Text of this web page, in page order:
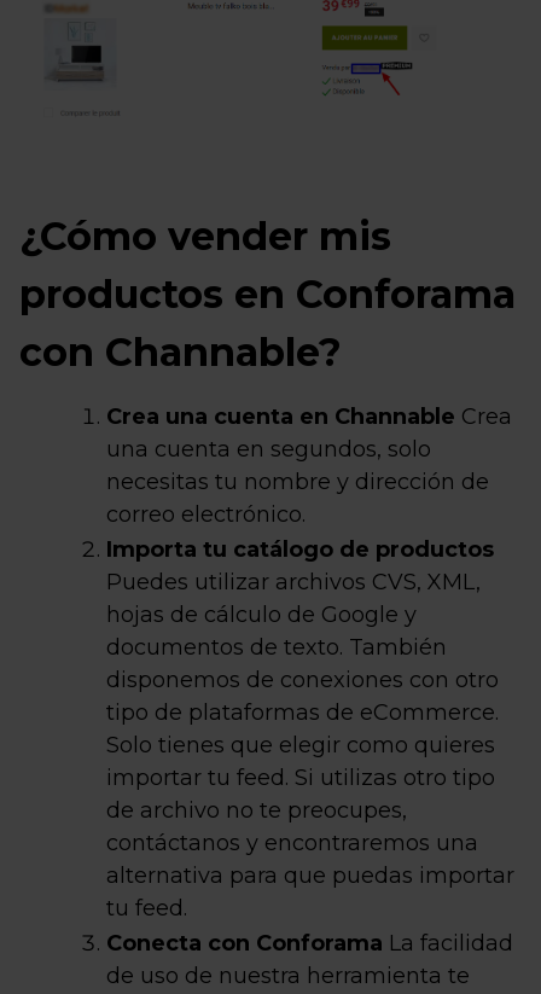
¿Cómo vender mis
productos en Conforama
con Channable?
Crea una cuenta en Channable Crea
una cuenta en segundos, solo
necesitas tu nombre y dirección de
correo electrónico.
Importa tu catálogo de productos
Puedes utilizar archivos CVS, XML,
hojas de cálculo de Google y
documentos de texto. También
disponemos de conexiones con otro
tipo de plataformas de eCommerce.
Solo tienes que elegir como quieres
importar tu feed. Si utilizas otro tipo
de archivo no te preocupes,
contáctanos y encontraremos una
alternativa para que puedas importar
tu feed.
Conecta con Conforama La facilidad
de uso de nuestra herramienta te